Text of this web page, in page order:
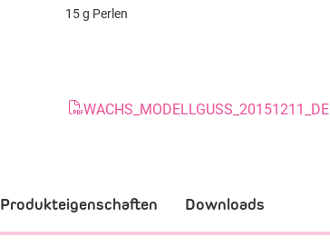
15 g Perlen
WACHS_MODELLGUSS_20151211_DE
Produkteigenschaften Downloads